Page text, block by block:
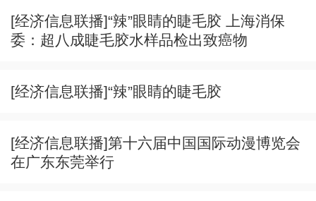
[经济信息联播]“辣”眼睛的睫毛胶 上海消保
委：超八成睫毛胶水样品检出致癌物
[经济信息联播]“辣”眼睛的睫毛胶
[经济信息联播]第十六届中国国际动漫博览会
在广东东莞举行